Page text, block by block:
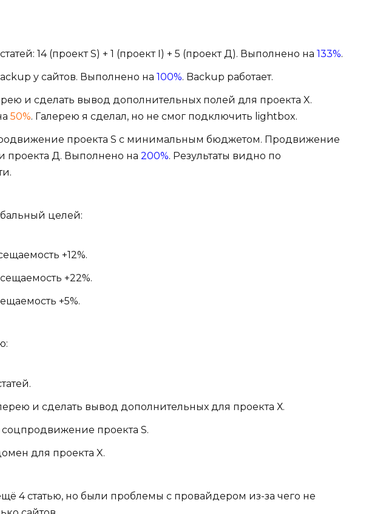
14 (проект S) + 1 (проект I) + 5 (проект Д). Выполнено на 133%.
у сайтов. Выполнено на 100%. Backup работает.
и сделать вывод дополнительных полей для проекта X.
50%. Галерею я сделал, но не смог подключить lightbox.
проекта S с минимальным бюджетом. Продвижение
проекта Д. Выполнено на 200%. Результаты видно по
целей:
+12%.
+22%.
+5%.
и сделать вывод дополнительных для проекта Х.
проекта S.
для проекта X.
4 статью, но были проблемы с провайдером из-за чего не